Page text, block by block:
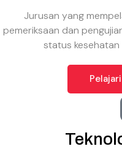
Jurusan yang
pemeriksaan dan
status